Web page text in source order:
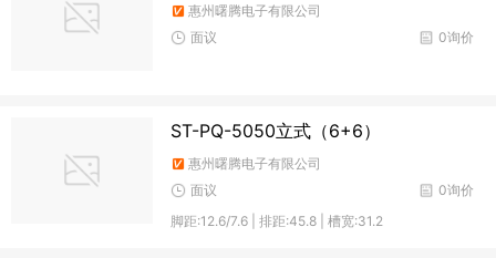
惠州曙腾电子有限公司
0询价
面议
ST-PQ-5050立式（6+6）
惠州曙腾电子有限公司
0询价
面议
脚距:12.6/7.6 | 排距:45.8 | 槽宽:31.2